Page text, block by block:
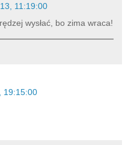
11:19:00
wysłać, bo zima wraca!
19:15:00